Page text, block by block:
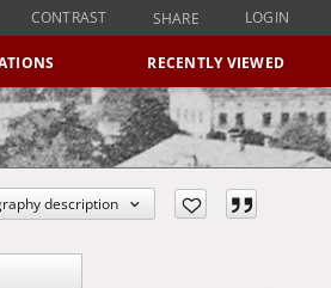
CONTRAST SHARE LOGIN
RECENTLY VIEWED
description